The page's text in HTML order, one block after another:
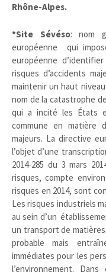
Rhône-Alpes.
*Site Sévéso: nom
européenne qui
européenne
risques d’accidents
maintenir un haut
nom de la catastrophe
qui a incité les États
commune en matière
majeurs. La directive
l’objet d’une
2014-285 du 3 mars
risques, compte
risques en 2014, sont
Les risques industriels
au sein d’un
un transport de
probable mais
immédiates pour les
l’environnement.